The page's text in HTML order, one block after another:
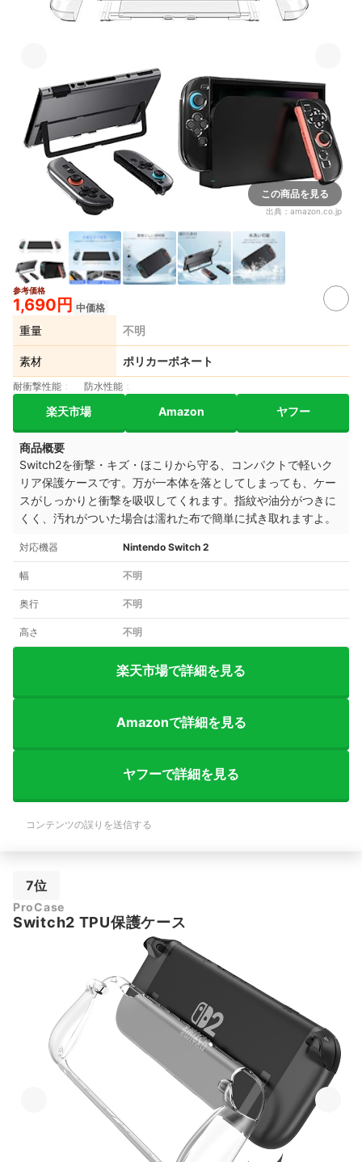
この商品を見る
出典： amazon.co.jp
参考価格
1,690円 中価格
重量 不明
素材 ポリカーボネート
耐衝撃性能 防水性能
楽天市場 Amazon ヤフー
商品概要
Switch2を衝撃・キズ・ほこりから守る、コンパクトで軽いク
リア保護ケースです。万が一本体を落としてしまっても、ケー
スがしっかりと衝撃を吸収してくれます。指紋や油分がつきに
くく、汚れがついた場合は濡れた布で簡単に拭き取れますよ。
対応機器 Nintendo Switch 2
幅 不明
奥行 不明
高さ 不明
楽天市場で詳細を見る
Amazonで詳細を見る
ヤフーで詳細を見る
コンテンツの誤りを送信する
7位
ProCase
Switch2 TPU保護ケース